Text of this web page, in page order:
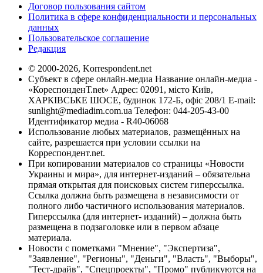
Договор пользования сайтом
Политика в сфере конфиденциальности и персональных
данных
Пользовательское соглашение
Редакция
© 2000-2026, Korrespondent.net
Субъект в сфере онлайн-медиа Название онлайн-медиа -
«КореспонденТ.net» Адрес: 02091, місто Київ,
ХАРКІВСЬКЕ ШОСЕ, будинок 172-Б, офіс 208/1 E-mail:
sunlight@mediadim.com.ua Телефон: 044-205-43-00
Идентификатор медиа - R40-06068
Использование любых материалов, размещённых на
сайте, разрешается при условии ссылки на
Корреспондент.net.
При копировании материалов со страницы «Новости
Украины и мира», для интернет-изданий – обязательна
прямая открытая для поисковых систем гиперссылка.
Ссылка должна быть размещена в независимости от
полного либо частичного использования материалов.
Гиперссылка (для интернет- изданий) – должна быть
размещена в подзаголовке или в первом абзаце
материала.
Новости с пометками "Мнение", "Экспертиза",
"Заявление", "Регионы", "Деньги", "Власть", "Выборы",
"Тест-драйв", "Спецпроекты", "Промо" публикуются на